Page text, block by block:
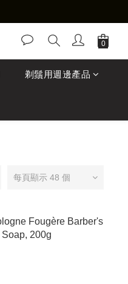
剃鬚用週邊產品
每頁顯示 48 個